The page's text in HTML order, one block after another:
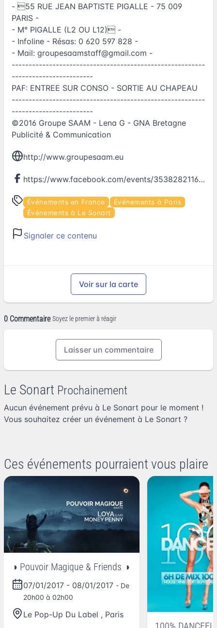
- 55 RUE JEAN BAPTISTE PIGALLE - 75 009
PARIS -
- M° PIGALLE (L2 OU L12) -
- Infoline - Résas: 0 620 597 828 -
- Mail: groupesaamstaff@gmail.com -
---------------------------------------------------------
------------------------
PAF: ENTREE SUR CONSO - SORTIE AU CHAPEAU
---------------------------------------------------------
------------------------
©2016 Groupe SAAM - Lena G - GNA Bretagne
Publicité & Communication
http://www.groupesaam.eu
https://www.facebook.com/events/353828211654815
Événements en France
Événements à Paris
Événements à Le Sonart
Signaler ce contenu
Voir sur la carte
0 Commentaire Soyez le premier à réagir
Laisser un commentaire
Le Sonart Prochainement
Aucun événement prévu à Le Sonart pour le moment !
Vous souhaitez créer un événement à Le Sonart ?
Ces événements pourraient vous plaire
◑ Pouvoir Magique & Friends ◑
07/01/2017 - 08/01/2017 - De
20h00 à 02h00
Le Pop-Up Du Label , Paris